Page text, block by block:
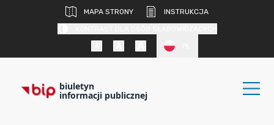
MAPA STRONY
INSTRUKCJA
biuletyn
informacji publicznej